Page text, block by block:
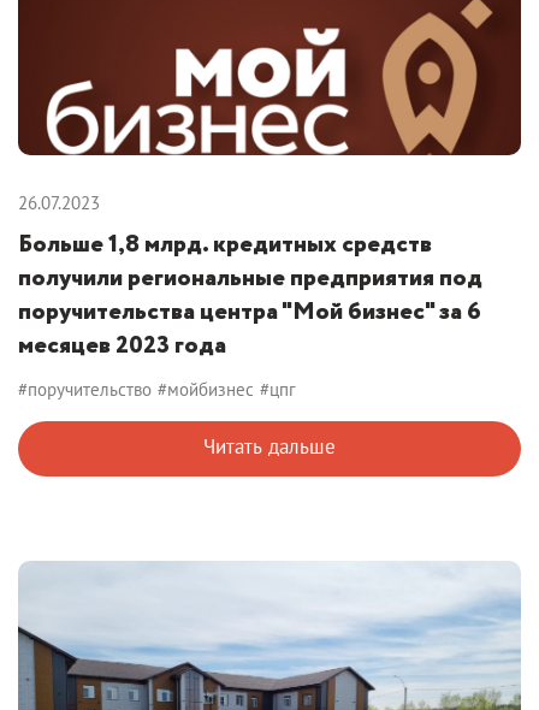
26.07.2023
Больше 1,8 млрд. кредитных средств
получили региональные предприятия под
поручительства центра "Мой бизнес" за 6
месяцев 2023 года
#поручительство #мойбизнес #цпг
Читать дальше